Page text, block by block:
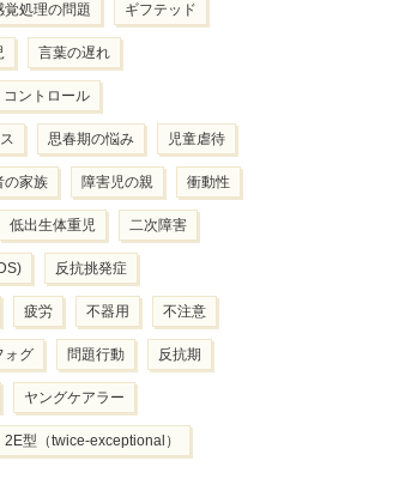
覚処理の問題 ギフテッド
言葉の遅れ
コントロール
思春期の悩み 児童虐待
の家族 障害児の親 衝動性
低出生体重児 二次障害
反抗挑発症
疲労 不器用 不注意
ォグ 問題行動 反抗期
ヤングケアラー
2E型（twice-exceptional）